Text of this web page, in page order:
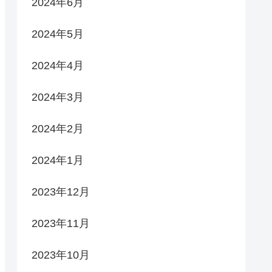
2024年5月
2024年4月
2024年3月
2024年2月
2024年1月
2023年12月
2023年11月
2023年10月